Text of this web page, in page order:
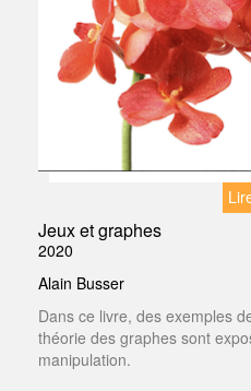
Jeux et graphes
2020
Alain Busser
Dans ce livre, des exemples
théorie des graphes sont
manipulation.